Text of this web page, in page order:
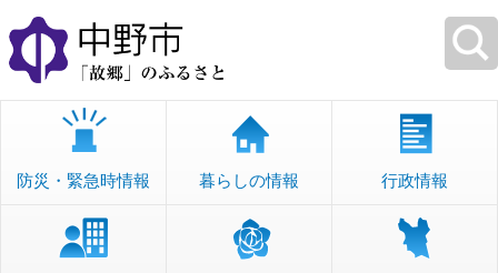
本
文
へ
移
防災・緊急時情報 暮らしの情報 行政情報